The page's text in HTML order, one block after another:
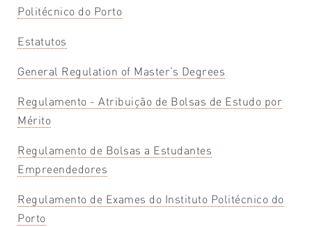
Politécnico do Porto
Estatutos
General Regulation of Master’s Degrees
Regulamento - Atribuição de Bolsas de Estudo por
Mérito
Regulamento de Bolsas a Estudantes
Empreendedores
Regulamento de Exames do Instituto Politécnico do
Porto